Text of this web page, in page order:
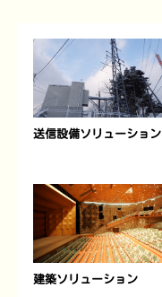
送信設備ソリューション
建築ソリューション